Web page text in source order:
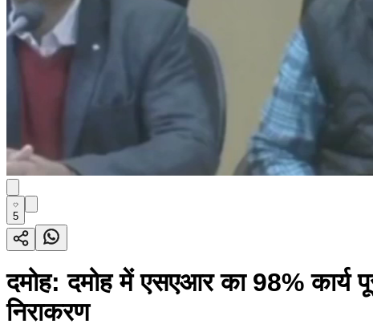
5
दमोह: दमोह में एसएआर का 98%
निराकरण